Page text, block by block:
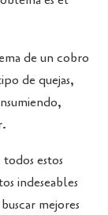
de un cobro
de quejas,
estos
indeseables
mejores